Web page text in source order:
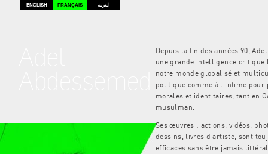
ENGLISH FRANÇAIS العربية
Depuis la fin des années 90,
une grande intelligence critique
notre monde globalisé et
politique comme à l’intime pour
morales et identitaires, tant en
musulman.
Ses œuvres : actions, vidéos,
dessins, livres d’artiste, sont
efficaces sans être jamais